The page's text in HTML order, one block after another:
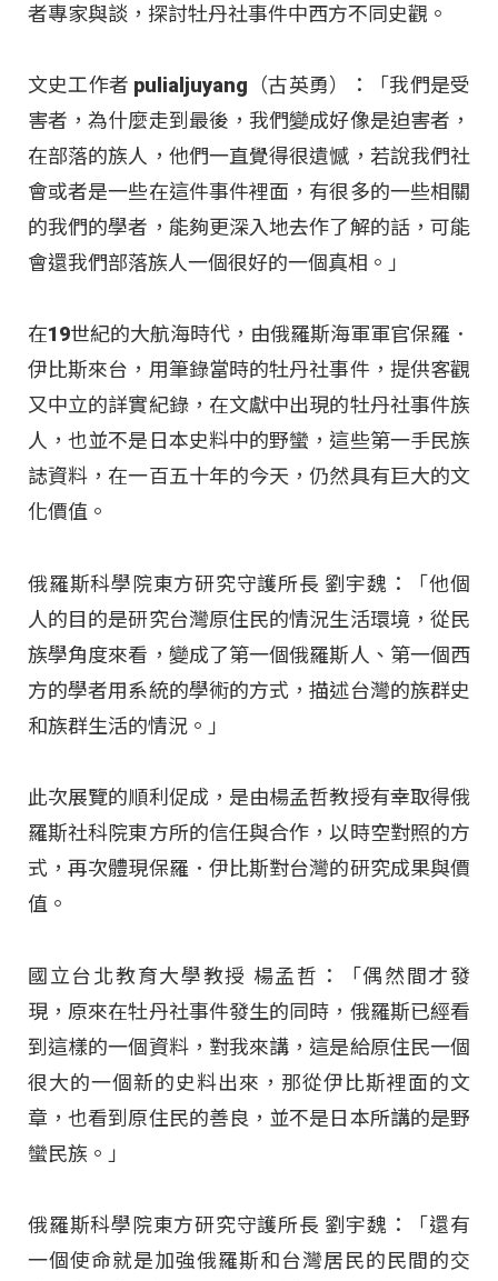
者專家與談，探討牡丹社事件中西方不同史觀。
文史工作者 pulialjuyang（古英勇）：「我們是受
害者，為什麼走到最後，我們變成好像是迫害者，
在部落的族人，他們一直覺得很遺憾，若說我們社
會或者是一些在這件事件裡面，有很多的一些相關
的我們的學者，能夠更深入地去作了解的話，可能
會還我們部落族人一個很好的一個真相。」
在19世紀的大航海時代，由俄羅斯海軍軍官保羅．
伊比斯來台，用筆錄當時的牡丹社事件，提供客觀
又中立的詳實紀錄，在文獻中出現的牡丹社事件族
人，也並不是日本史料中的野蠻，這些第一手民族
誌資料，在一百五十年的今天，仍然具有巨大的文
化價值。
俄羅斯科學院東方研究守護所長 劉宇魏：「他個
人的目的是研究台灣原住民的情況生活環境，從民
族學角度來看，變成了第一個俄羅斯人、第一個西
方的學者用系統的學術的方式，描述台灣的族群史
和族群生活的情況。」
此次展覽的順利促成，是由楊孟哲教授有幸取得俄
羅斯社科院東方所的信任與合作，以時空對照的方
式，再次體現保羅．伊比斯對台灣的研究成果與價
值。
國立台北教育大學教授 楊孟哲：「偶然間才發
現，原來在牡丹社事件發生的同時，俄羅斯已經看
到這樣的一個資料，對我來講，這是給原住民一個
很大的一個新的史料出來，那從伊比斯裡面的文
章，也看到原住民的善良，並不是日本所講的是野
蠻民族。」
俄羅斯科學院東方研究守護所長 劉宇魏：「還有
一個使命就是加強俄羅斯和台灣居民的民間的交